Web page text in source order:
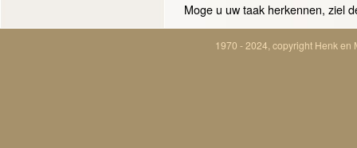
Moge u uw taak herkennen, ziel
1970 - 2024, copyright Henk en